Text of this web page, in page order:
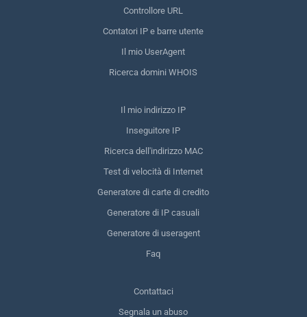
Controllore URL
Contatori IP e barre utente
Il mio UserAgent
Ricerca domini WHOIS
Il mio indirizzo IP
Inseguitore IP
Ricerca dell'indirizzo MAC
Test di velocità di Internet
Generatore di carte di credito
Generatore di IP casuali
Generatore di useragent
Faq
Contattaci
Segnala un abuso